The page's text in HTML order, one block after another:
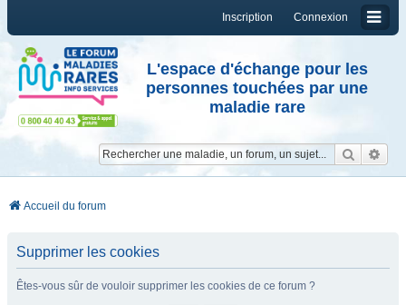
Connexion
Inscription
L'espace d'échange pour les
personnes touchées par une
maladie rare
Accueil du forum
Supprimer les cookies
Êtes-vous sûr de vouloir supprimer les cookies de ce forum ?